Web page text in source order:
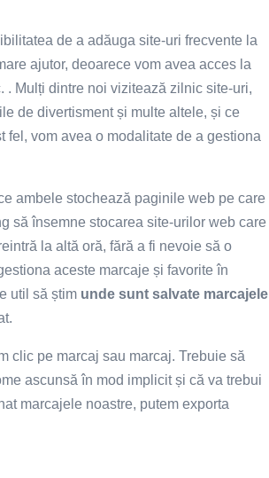
de a adăuga site-uri frecvente la
ajutor, deoarece vom avea acces la
. Mulți dintre noi vizitează zilnic site-uri,
de divertisment și multe altele, și ce
fel, vom avea o modalitate de a gestiona
ambele stochează paginile web pe care
să însemne stocarea site-urilor web care
la altă oră, fără a fi nevoie să o
aceste marcaje și favorite în
util să știm unde sunt salvate marcajele
clic pe marcaj sau marcaj. Trebuie să
ascunsă în mod implicit și că va trebui
marcajele noastre, putem exporta